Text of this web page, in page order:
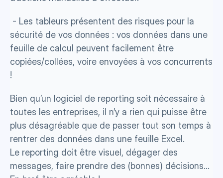
- Les tableurs présentent des risques pour la
sécurité de vos données : vos données dans une
feuille de calcul peuvent facilement être
copiées/collées, voire envoyées à vos concurrents
!
Bien qu’un logiciel de reporting soit nécessaire à
toutes les entreprises, il n’y a rien qui puisse être
plus désagréable que de passer tout son temps à
rentrer des données dans une feuille Excel.
Le reporting doit être visuel, dégager des
messages, faire prendre des (bonnes) décisions…